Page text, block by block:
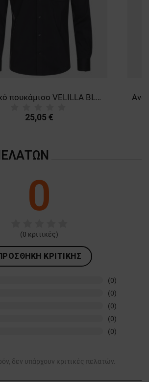
Ανδρικό πουκάμισο VELILLA BLACK
25,05 €
0
(0 κριτικές)
ΚΡΙΤΙΚΉΣ
(0)
(0)
(0)
(0)
(0)
δεν υπάρχουν κριτικές πελατών.